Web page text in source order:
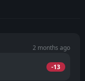
2 months ago
-13